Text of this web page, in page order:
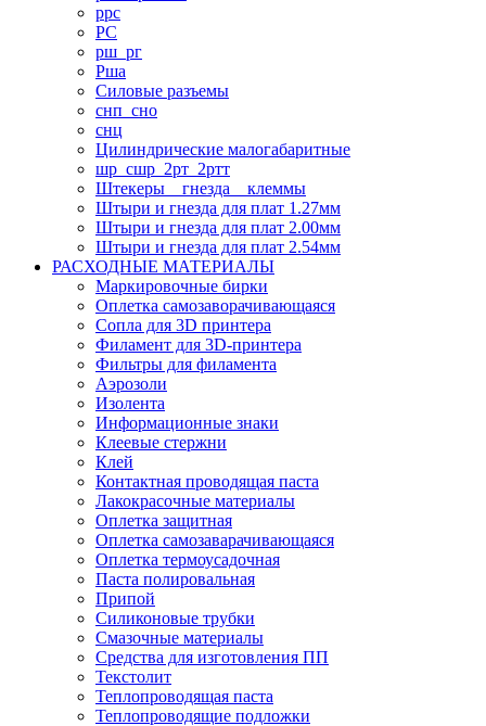
ррс
РС
рш_рг
Рша
Силовые разъемы
снп_сно
снц
Цилиндрические малогабаритные
шр_сшр_2рт_2ртт
Штекеры _ гнезда _ клеммы
Штыри и гнезда для плат 1.27мм
Штыри и гнезда для плат 2.00мм
Штыри и гнезда для плат 2.54мм
РАСХОДНЫЕ МАТЕРИАЛЫ
Маркировочные бирки
Оплетка самозаворачивающаяся
Сопла для 3D принтера
Филамент для 3D-принтера
Фильтры для филамента
Аэрозоли
Изолента
Информационные знаки
Клеевые стержни
Клей
Контактная проводящая паста
Лакокрасочные материалы
Оплетка защитная
Оплетка самозаварачивающаяся
Оплетка термоусадочная
Паста полировальная
Припой
Силиконовые трубки
Смазочные материалы
Средства для изготовления ПП
Текстолит
Теплопроводящая паста
Теплопроводящие подложки